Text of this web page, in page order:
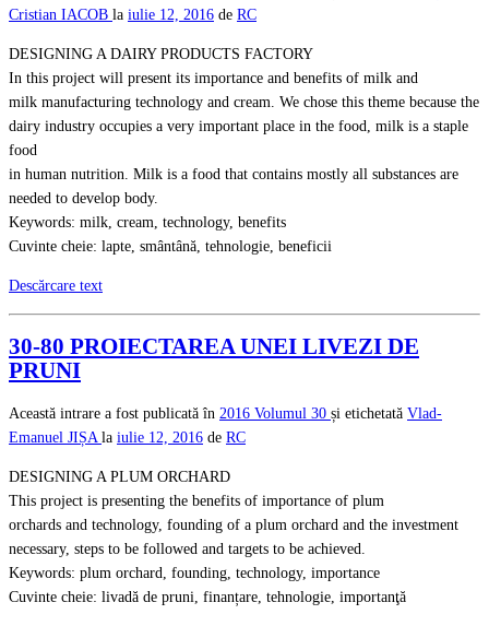
Cristian IACOB la iulie 12, 2016 de RC
DESIGNING A DAIRY PRODUCTS FACTORY
In this project will present its importance and benefits of milk and
milk manufacturing technology and cream. We chose this theme because the
dairy industry occupies a very important place in the food, milk is a staple
food
in human nutrition. Milk is a food that contains mostly all substances are
needed to develop body.
Keywords: milk, cream, technology, benefits
Cuvinte cheie: lapte, smântână, tehnologie, beneficii
Descărcare text
30-80 PROIECTAREA UNEI LIVEZI DE
PRUNI
Această intrare a fost publicată în 2016 Volumul 30 și etichetată Vlad-
Emanuel JIȘA la iulie 12, 2016 de RC
DESIGNING A PLUM ORCHARD
This project is presenting the benefits of importance of plum
orchards and technology, founding of a plum orchard and the investment
necessary, steps to be followed and targets to be achieved.
Keywords: plum orchard, founding, technology, importance
Cuvinte cheie: livadă de pruni, finanțare, tehnologie, importanţă